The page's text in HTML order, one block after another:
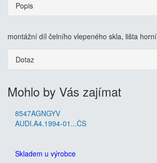
Popis
montážní díl čelního vlepeného skla, lišta horní
Dotaz
Mohlo by Vás zajímat
8547AGNGYV
AUDI.A4.1994-01...ČS
Skladem u výrobce